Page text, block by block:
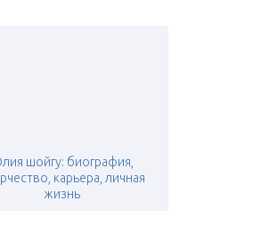
шойгу: биография,
карьера, личная
жизнь